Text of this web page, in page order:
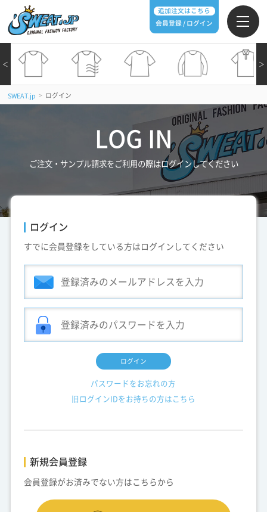
追加注文はこちら
会員登録 / ログイン
＞
＜
SWEAT.jp > ログイン
LOG IN
ご注文・サンプル請求をご利用の際はログインしてください
ログイン
すでに会員登録をしている方はログインしてください
ログイン
パスワードをお忘れの方
旧ログインIDをお持ちの方はこちら
新規会員登録
会員登録がお済みでない方はこちらから